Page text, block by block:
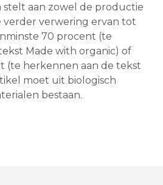
stelt aan zowel de productie
verder verwering ervan tot
70 procent (te
Made with organic) of
(te herkennen aan de tekst
moet uit biologisch
bestaan.